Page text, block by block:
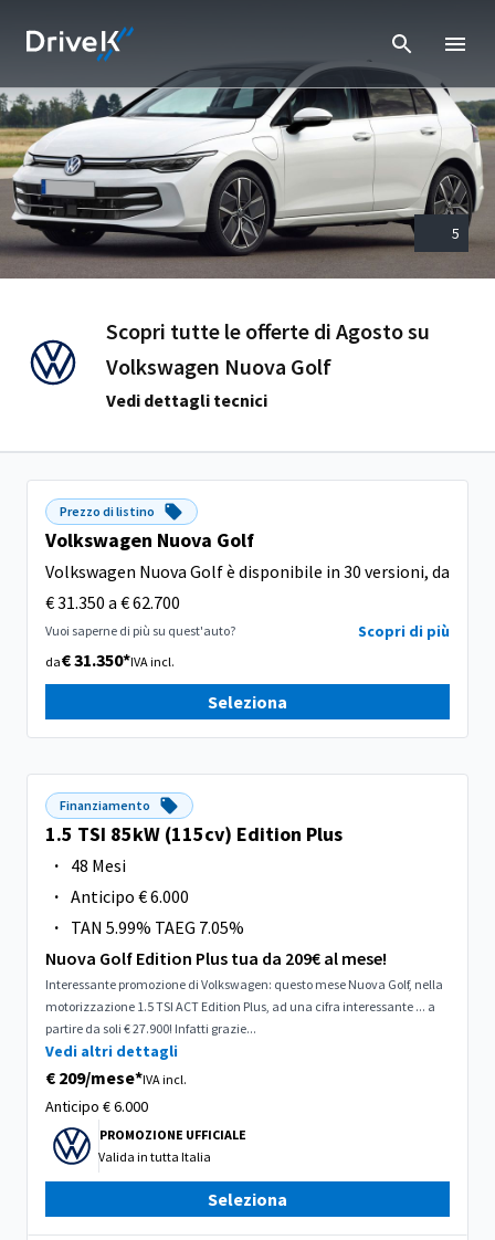
5
Scopri tutte le offerte di Agosto su
Volkswagen Nuova Golf
Vedi dettagli tecnici
Prezzo di listino
Volkswagen Nuova Golf
Volkswagen Nuova Golf è disponibile in 30 versioni, da
€ 31.350 a € 62.700
Vuoi saperne di più su quest'auto? Scopri di più
da€ 31.350*IVA incl.
Seleziona
Finanziamento
1.5 TSI 85kW (115cv) Edition Plus
· 48 Mesi
· Anticipo € 6.000
· TAN 5.99% TAEG 7.05%
Nuova Golf Edition Plus tua da 209€ al mese!
Interessante promozione di Volkswagen: questo mese Nuova Golf, nella
motorizzazione 1.5 TSI ACT Edition Plus, ad una cifra interessante ... a
partire da soli € 27.900! Infatti grazie...
Vedi altri dettagli
€ 209/mese*IVA incl.
Anticipo € 6.000
PROMOZIONE UFFICIALE
Valida in tutta Italia
Seleziona